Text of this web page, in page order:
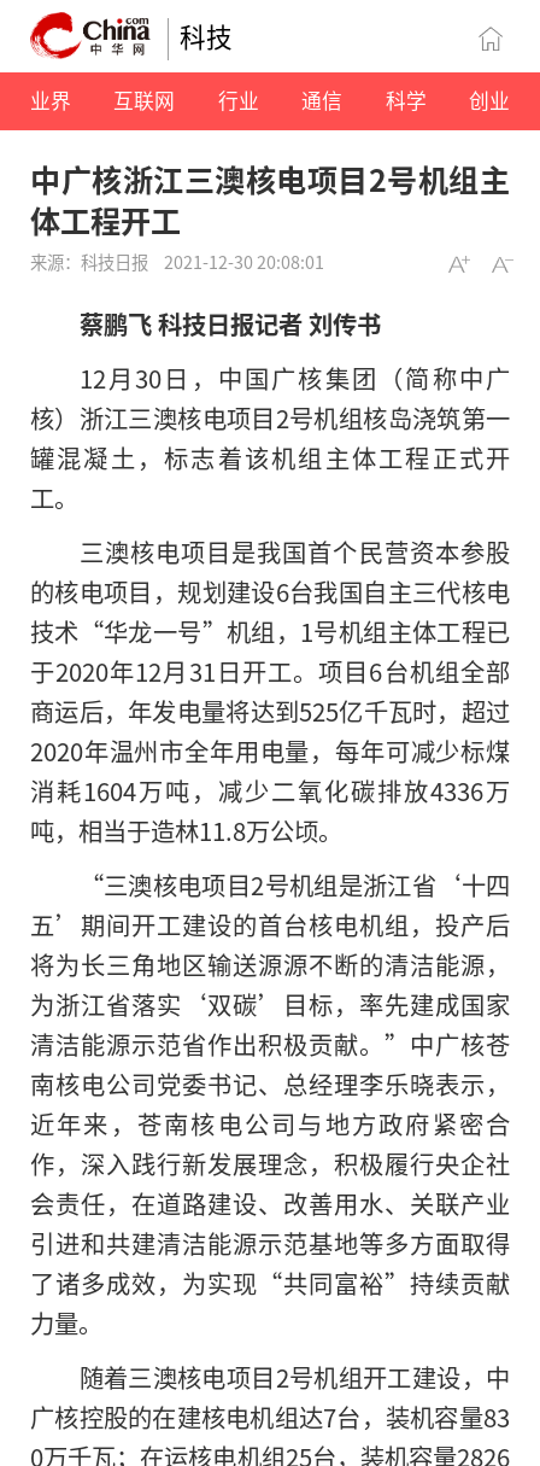
科技
业界 互联网 行业 通信 科学 创业
中广核浙江三澳核电项目2号机组主
体工程开工
来源：科技日报 2021-12-30 20:08:01
蔡鹏飞 科技日报记者 刘传书
12月30日，中国广核集团（简称中广
核）浙江三澳核电项目2号机组核岛浇筑第一
罐混凝土，标志着该机组主体工程正式开
工。
三澳核电项目是我国首个民营资本参股
的核电项目，规划建设6台我国自主三代核电
技术“华龙一号”机组，1号机组主体工程已
于2020年12月31日开工。项目6台机组全部
商运后，年发电量将达到525亿千瓦时，超过
2020年温州市全年用电量，每年可减少标煤
消耗1604万吨，减少二氧化碳排放4336万
吨，相当于造林11.8万公顷。
“三澳核电项目2号机组是浙江省‘十四
五’期间开工建设的首台核电机组，投产后
将为长三角地区输送源源不断的清洁能源，
为浙江省落实‘双碳’目标，率先建成国家
清洁能源示范省作出积极贡献。”中广核苍
南核电公司党委书记、总经理李乐晓表示，
近年来，苍南核电公司与地方政府紧密合
作，深入践行新发展理念，积极履行央企社
会责任，在道路建设、改善用水、关联产业
引进和共建清洁能源示范基地等多方面取得
了诸多成效，为实现“共同富裕”持续贡献
力量。
随着三澳核电项目2号机组开工建设，中
广核控股的在建核电机组达7台，装机容量83
0万千瓦；在运核电机组25台，装机容量2826